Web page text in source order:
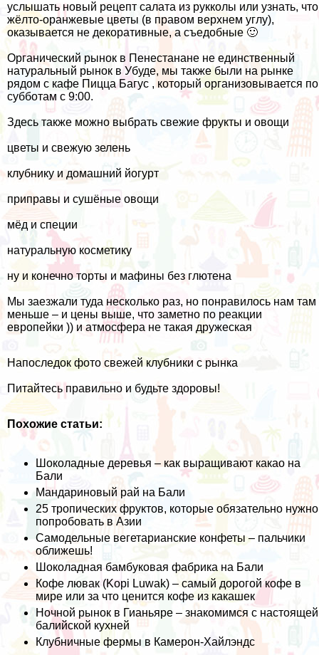
услышать новый рецепт салата из рукколы или узнать, что
жёлто-оранжевые цветы (в правом верхнем углу),
оказывается не декоративные, а съедобные 🙂
Органический рынок в Пенестанане не единственный
натуральный рынок в Убуде, мы также были на рынке
рядом с кафе Пицца Багус , который организовывается по
субботам с 9:00.
Здесь также можно выбрать свежие фрукты и овощи
цветы и свежую зелень
клубнику и домашний йогурт
приправы и сушёные овощи
мёд и специи
натуральную косметику
ну и конечно торты и мафины без глютена
Мы заезжали туда несколько раз, но понравилось нам там
меньше – и цены выше, что заметно по реакции
европейки )) и атмосфера не такая дружеская
Напоследок фото свежей клубники с рынка
Питайтесь правильно и будьте здоровы!
Похожие статьи:
Шоколадные деревья – как выращивают какао на
Бали
Мандариновый рай на Бали
25 тропических фруктов, которые обязательно нужно
попробовать в Азии
Самодельные вегетарианские конфеты – пальчики
оближешь!
Шоколадная бамбуковая фабрика на Бали
Кофе лювак (Kopi Luwak) – самый дорогой кофе в
мире или за что ценится кофе из какашек
Ночной рынок в Гианьяре – знакомимся с настоящей
балийской кухней
Клубничные фермы в Камерон-Хайлэндс